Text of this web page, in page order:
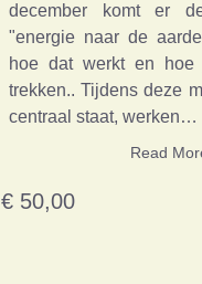
december komt er
"energie naar de
hoe dat werkt en
trekken.. Tijdens deze
centraal staat, werken…
Read
€ 50,00